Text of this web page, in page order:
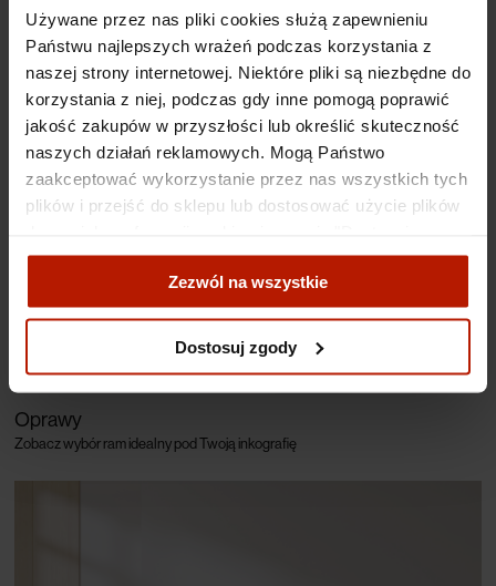
Używane przez nas pliki cookies służą zapewnieniu
Państwu najlepszych wrażeń podczas korzystania z
naszej strony internetowej. Niektóre pliki są niezbędne do
korzystania z niej, podczas gdy inne pomogą poprawić
jakość zakupów w przyszłości lub określić skuteczność
naszych działań reklamowych. Mogą Państwo
zaakceptować wykorzystanie przez nas wszystkich tych
plików i przejść do sklepu lub dostosować użycie plików
zgody".
Więcej o plikach cookies przeczytasz w naszej Polityce
Zezwól na wszystkie
Dostosuj zgody
Kolekcje
Odkryj wybór ekspertów DESA Modern
Oprawy
Zobacz wybór ram idealny pod Twoją inkografię